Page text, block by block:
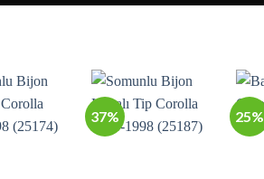
37% 25%